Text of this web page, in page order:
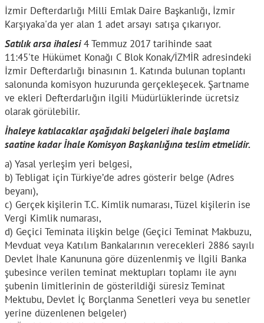
İzmir Defterdarlığı Milli Emlak Daire Başkanlığı, İzmir
Karşıyaka'da yer alan 1 adet arsayı satışa çıkarıyor.
Satılık arsa ihalesi4 Temmuz 2017 tarihinde saat
11:45'te Hükümet Konağı C Blok Konak/İZMİR adresindeki
İzmir Defterdarlığı binasının 1. Katında bulunan toplantı
salonunda komisyon huzurunda gerçekleşecek. Şartname
ve ekleri Defterdarlığın ilgili Müdürlüklerinde ücretsiz
olarak görülebilir.
İhaleye katılacaklar aşağıdaki belgeleri ihale başlama
saatine kadar İhale Komisyon Başkanlığına teslim etmelidir.
a) Yasal yerleşim yeri belgesi,
b) Tebligat için Türkiye’de adres gösterir belge (Adres
beyanı),
c) Gerçek kişilerin T.C. Kimlik numarası, Tüzel kişilerin ise
Vergi Kimlik numarası,
d) Geçici Teminata ilişkin belge (Geçici Teminat Makbuzu,
Mevduat veya Katılım Bankalarının verecekleri 2886 sayılı
Devlet İhale Kanununa göre düzenlenmiş ve İlgili Banka
şubesince verilen teminat mektupları toplamı ile aynı
şubenin limitlerinin de gösterildiği süresiz Teminat
Mektubu, Devlet İç Borçlanma Senetleri veya bu senetler
yerine düzenlenen belgeler)